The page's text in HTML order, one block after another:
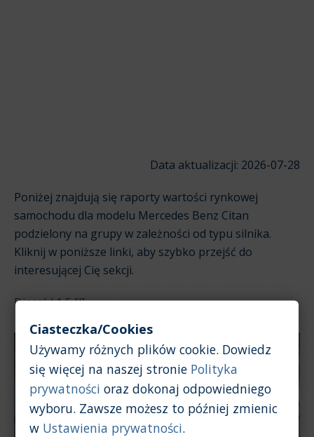
Data aktualizacji: 2026-07-28
Poniżej znajdują się raporty wartości rynkowej
samochodu dla modelu Mercedes Benz Citan
podzielony na grupy w zależności od typu silnika.
Kliknij w poniższe linki, aby szybko przejść do
interesującej Cię sekcji.
Diesel / 1,5 [l]
Ciasteczka/Cookies
Używamy różnych plików cookie. Dowiedz
się więcej na naszej stronie Polityka
prywatności oraz dokonaj odpowiedniego
wyboru. Zawsze możesz to później zmienic
w Ustawienia prywatności.